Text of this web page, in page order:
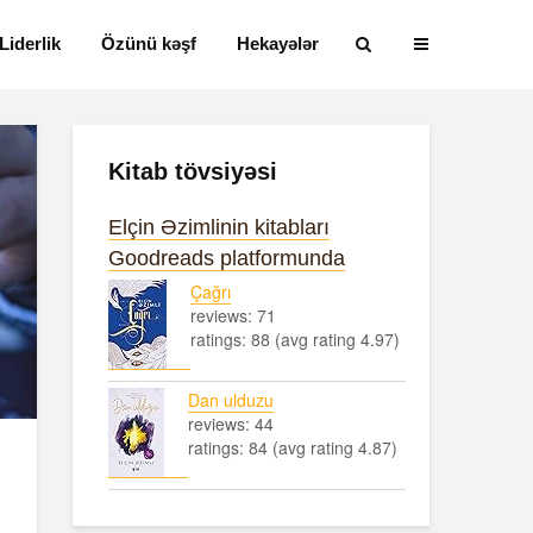
Liderlik Özünü kəşf Hekayələr
Kitab tövsiyəsi
Elçin Əzimlinin kitabları
Goodreads platformunda
Çağrı
reviews: 71
ratings: 88 (avg rating 4.97)
Dan ulduzu
reviews: 44
ratings: 84 (avg rating 4.87)
Alfred Adler və